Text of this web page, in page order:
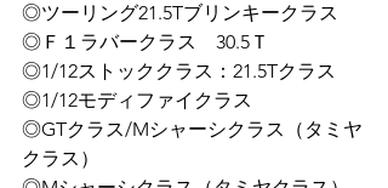
◎ツーリング21.5Tブリンキークラス
◎Ｆ１ラバークラス　30.5Ｔ
◎1/12ストッククラス：21.5Tクラス
◎1/12モディファイクラス
◎GTクラス/Mシャーシクラス（タミヤ
クラス）